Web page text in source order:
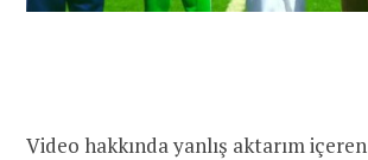
Video hakkında yanlış aktarım içeren